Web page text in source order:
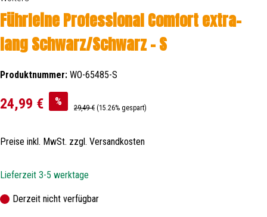
Führleine Professional Comfort extra-
lang Schwarz/Schwarz - S
Produktnummer: WO-65485-S
Verkaufspreis:
24,99 € % Regulärer Preis:
29,49 € (15.26% gespart)
Preise inkl. MwSt. zzgl. Versandkosten
Lieferzeit 3-5 werktage
Derzeit nicht verfügbar